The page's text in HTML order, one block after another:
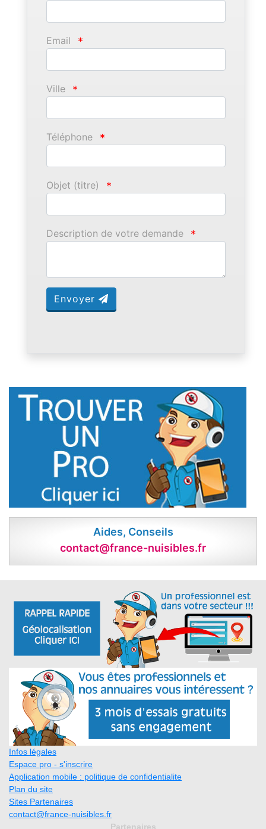
Email *
Ville *
Téléphone *
Objet (titre) *
Description de votre demande *
Envoyer
Aides, Conseils
contact@france-nuisibles.fr
Infos légales
Espace pro - s'inscrire
Application mobile : politique de confidentialite
Plan du site
Sites Partenaires
contact@france-nuisibles.fr
Partenaires